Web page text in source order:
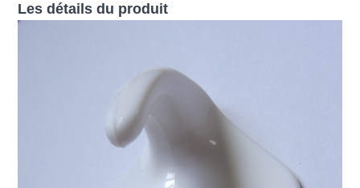
Les détails du produit